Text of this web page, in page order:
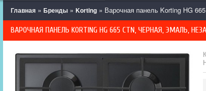
Главная » Бренды » Korting » Варочная панель Korting HG
ВАРОЧНАЯ ПАНЕЛЬ KORTING HG 665 CTN, ЧЕРНАЯ, ЭМАЛЬ,